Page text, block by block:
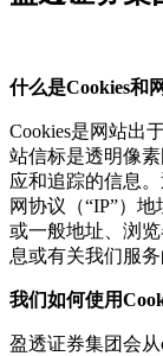
什么是Cookies和
Cookies是网站出
站信标是透明像
应和追踪的信息
网协议（“IP”）
或一般地址、浏
息或有关我们服
我们如何使用
盈透证券集团会